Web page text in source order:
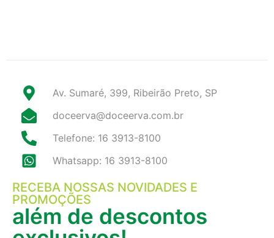
Av. Sumaré, 399, Ribeirão Preto, SP
doceerva@doceerva.com.br
Telefone: 16 3913-8100
Whatsapp: 16 3913-8100
RECEBA NOSSAS NOVIDADES E
PROMOÇÕES
além de descontos